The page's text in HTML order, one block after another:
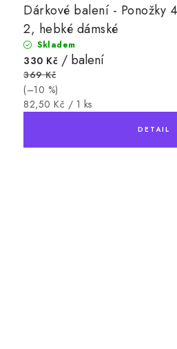
Dárkové balení - Ponožky
2, hebké dámské
Skladem
330 Kč / balení
369 Kč
(–10 %)
Měrná
82,50 Kč / 1 ks